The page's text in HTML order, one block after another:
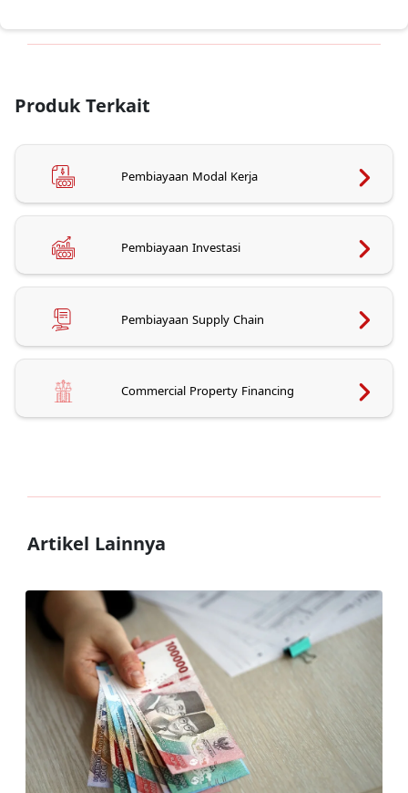
Produk Terkait
Pembiayaan Modal Kerja
Pembiayaan Investasi
Pembiayaan Supply Chain
Commercial Property Financing
Artikel Lainnya